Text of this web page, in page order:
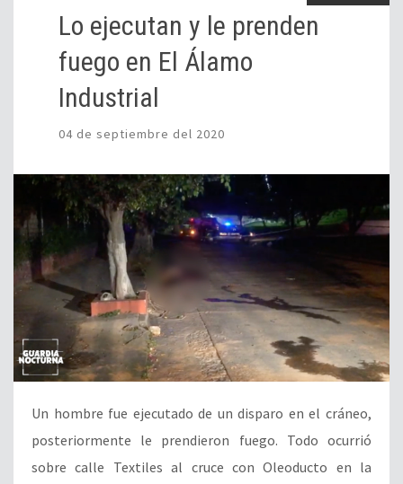
Lo ejecutan y le prenden
fuego en El Álamo
Industrial
04 de septiembre del 2020
Un hombre fue ejecutado de un disparo en el cráneo,
posteriormente le prendieron fuego. Todo ocurrió
sobre calle Textiles al cruce con Oleoducto en la